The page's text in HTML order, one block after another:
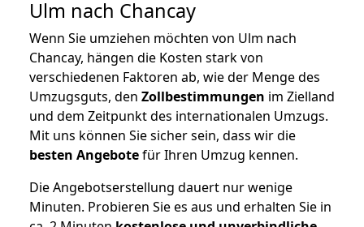
Ulm nach Chancay
Wenn Sie umziehen möchten von Ulm nach
Chancay, hängen die Kosten stark von
verschiedenen Faktoren ab, wie der Menge des
Umzugsguts, den Zollbestimmungen im Zielland
und dem Zeitpunkt des internationalen Umzugs.
Mit uns können Sie sicher sein, dass wir die
besten Angebotefür Ihren Umzug kennen.
Die Angebotserstellung dauert nur wenige
Minuten. Probieren Sie es aus und erhalten Sie in